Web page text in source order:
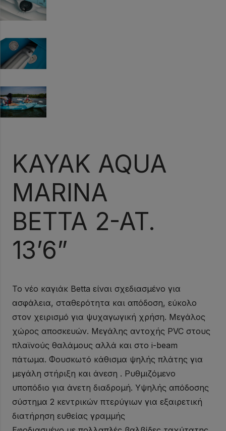
KAYAK AQUA
MARINA
BETTA 2-AT.
13’6”
Το νέο καγιάκ Betta είναι σχεδιασμένο για
ασφάλεια, σταθερότητα και απόδοση, εύκολο
στον χειρισμό για ψυχαγωγική χρήση. Μεγάλος
χώρος αποσκευών. Μεγάλης αντοχής PVC στους
πλαϊνούς θαλάμους αλλά και στο i-beam
πάτωμα. Φουσκωτό κάθισμα ψηλής πλάτης για
μεγάλη στήριξη και άνεση . Ρυθμιζόμενο
υποπόδιο για άνετη διαδρομή. Υψηλής απόδοσης
σύστημα 2 κεντρικών πτερύγιων για εξαιρετική
διατήρηση ευθείας γραμμής